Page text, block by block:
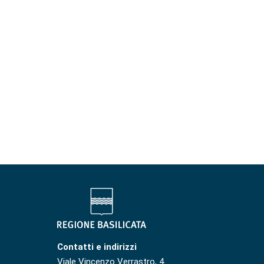
Contatti e indirizzi
Viale Vincenzo Verrastro, 4